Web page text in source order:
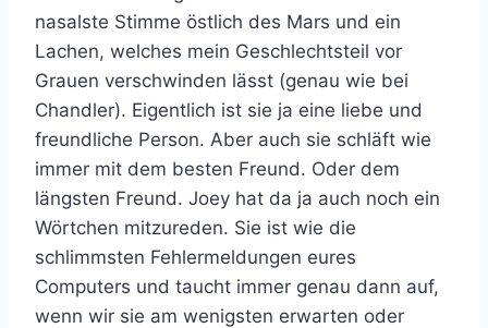
nasalste Stimme östlich des Mars und ein
Lachen, welches mein Geschlechtsteil vor
Grauen verschwinden lässt (genau wie bei
Chandler). Eigentlich ist sie ja eine liebe und
freundliche Person. Aber auch sie schläft wie
immer mit dem besten Freund. Oder dem
längsten Freund. Joey hat da ja auch noch ein
Wörtchen mitzureden. Sie ist wie die
schlimmsten Fehlermeldungen eures
Computers und taucht immer genau dann auf,
wenn wir sie am wenigsten erwarten oder